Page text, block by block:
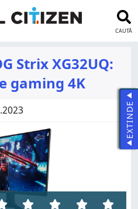
CAUTĂ
Strix XG32UQ:
gaming 4K
EXTINDE